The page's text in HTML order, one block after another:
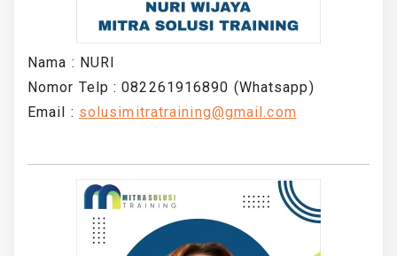
Nama : NURI
Nomor Telp : 082261916890 (Whatsapp)
Email : solusimitratraining@gmail.com